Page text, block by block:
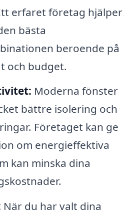
erfaret företag hjälper
bästa
beroende på
och budget.
Moderna fönster
bättre isolering och
Företaget kan ge
om energieffektiva
kan minska dina
När du har valt dina